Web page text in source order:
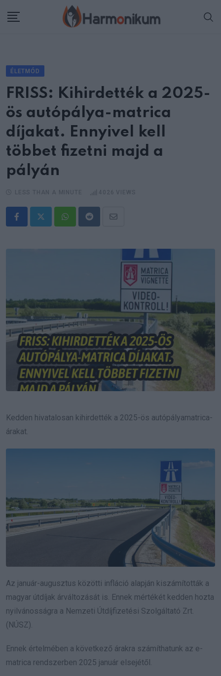
ÉLETMÓD
FRISS: Kihirdették a 2025-
ös autópálya-matrica
díjakat. Ennyivel kell
többet fizetni majd a
pályán
WhatsappRedditShare
Email
Kedden hivatalosan kihirdették a 2025-ös autópályamatrica-
árakat.
Az január-augusztus közötti infláció alapján kiszámították a
magyar útdíjak árváltozását is. Ennek mértékét kedden hozta
nyilvánosságra a Nemzeti Útdíjfizetési Szolgáltató Zrt.
(NÚSZ).
Ennek értelmében a következő árakra számíthatunk az e-
matrica rendszerben 2025 január elsejétől.